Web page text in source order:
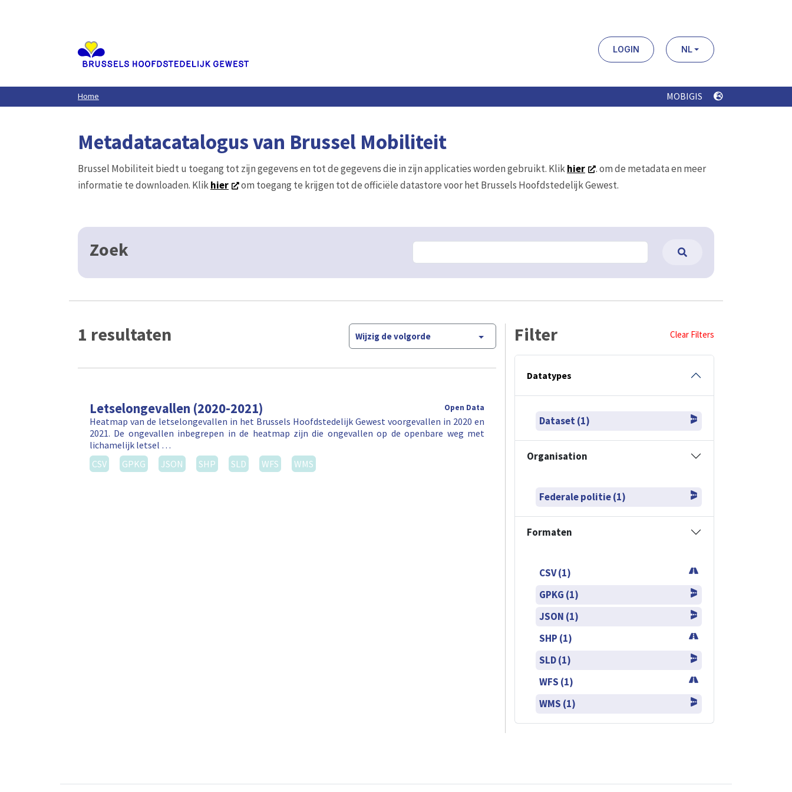
LOGIN NL
Home MOBIGIS
Metadatacatalogus van Brussel Mobiliteit
Brussel Mobiliteit biedt u toegang tot zijn gegevens en tot de gegevens die in zijn applicaties worden gebruikt. Klikhier
. om de metadata en meer
informatie te downloaden. Klikhier om toegang te krijgen tot de officiële datastore voor het Brussels Hoofdstedelijk Gewest.
Zoek
1 resultaten Wijzig de volgorde
Letselongevallen (2020-2021) Open Data
Heatmap van de letselongevallen in het Brussels Hoofdstedelijk Gewest voorgevallen in 2020 en
2021. De ongevallen inbegrepen in de heatmap zijn die ongevallen op de openbare weg met
lichamelijk letsel …
CSV
GPKG JSON SHP SLD WFS WMS
Filter Clear Filters
Datatypes
Dataset (1)
Organisation
Federale politie (1)
Formaten
CSV (1)
GPKG (1)
JSON (1)
SHP (1)
SLD (1)
WFS (1)
WMS (1)